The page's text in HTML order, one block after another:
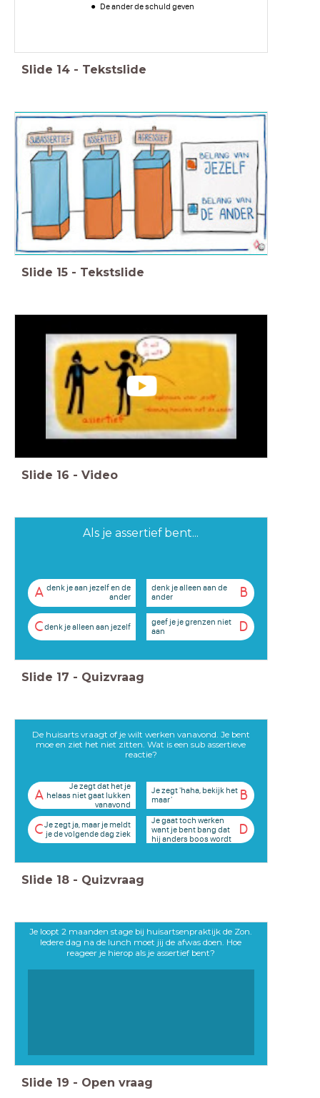
De ander de schuld geven
Slide 14 - Tekstslide
Slide 15 - Tekstslide
Slide 16 - Video
Als je assertief bent...
A denk je aan jezelf en de
ander
B
denk je alleen aan de
ander
Cdenk je alleen aan jezelf D
geef je je grenzen niet
aan
Slide 17 - Quizvraag
De huisarts vraagt of je wilt werken vanavond. Je bent
moe en ziet het niet zitten. Wat is een sub assertieve
reactie?
A
Je zegt dat het je
helaas niet gaat lukken
vanavond
B
Je zegt 'haha, bekijk het
maar'
CJe zegt ja, maar je meldt
je de volgende dag ziek
D
Je gaat toch werken
want je bent bang dat
hij anders boos wordt
Slide 18 - Quizvraag
Je loopt 2 maanden stage bij huisartsenpraktijk de Zon.
Iedere dag na de lunch moet jij de afwas doen. Hoe
reageer je hierop als je assertief bent?
Slide 19 - Open vraag